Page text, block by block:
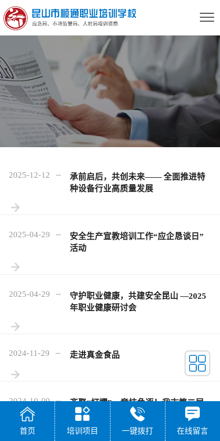
2025-12-12
承前启后，共创未来—— 全面推进特
种设备行业高质量发展
2025-04-29
安全生产宣教培训工作“应企恳谈日”
活动
2025-04-29
守护职业健康，共建安全昆山 —2025
年职业健康研讨会
2024-11-29 走进真金食品
2024-10-09
齐聚“打擂”，竞技角逐！我市第二届
安全技能大赛举办
首页 培训项目 一键拨打 在线留言